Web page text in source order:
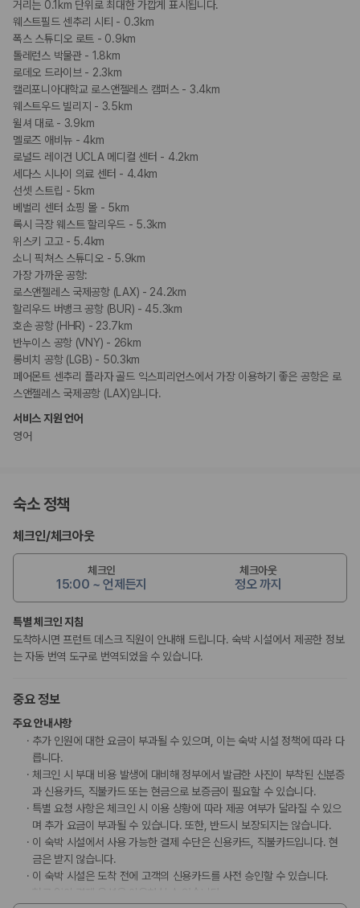
거리는 0.1km 단위로 최대한 가깝게 표시됩니다.
웨스트필드 센추리 시티 - 0.3km
폭스 스튜디오 로트 - 0.9km
톨레런스 박물관 - 1.8km
로데오 드라이브 - 2.3km
캘리포니아대학교 로스앤젤레스 캠퍼스 - 3.4km
웨스트우드 빌리지 - 3.5km
윌셔 대로 - 3.9km
멜로즈 애비뉴 - 4km
로널드 레이건 UCLA 메디컬 센터 - 4.2km
세다스 시나이 의료 센터 - 4.4km
선셋 스트립 - 5km
베벌리 센터 쇼핑 몰 - 5km
록시 극장 웨스트 할리우드 - 5.3km
위스키 고고 - 5.4km
소니 픽쳐스 스튜디오 - 5.9km
가장 가까운 공항:
로스앤젤레스 국제공항 (LAX) - 24.2km
할리우드 버뱅크 공항 (BUR) - 45.3km
호손 공항 (HHR) - 23.7km
반누이스 공항 (VNY) - 26km
롱비치 공항 (LGB) - 50.3km
페어몬트 센추리 플라자 골드 익스피리언스에서 가장 이용하기 좋은 공항은 로
스앤젤레스 국제공항 (LAX)입니다.
서비스 지원 언어
영어
숙소 정책
체크인/체크아웃
체크인
15:00 ~ 언제든지
체크아웃
정오 까지
특별 체크인 지침
도착하시면 프런트 데스크 직원이 안내해 드립니다. 숙박 시설에서 제공한 정보
는 자동 번역 도구로 번역되었을 수 있습니다.
중요 정보
주요 안내사항
추가 인원에 대한 요금이 부과될 수 있으며, 이는 숙박 시설 정책에 따라 다
릅니다.
체크인 시 부대 비용 발생에 대비해 정부에서 발급한 사진이 부착된 신분증
과 신용카드, 직불카드 또는 현금으로 보증금이 필요할 수 있습니다.
특별 요청 사항은 체크인 시 이용 상황에 따라 제공 여부가 달라질 수 있으
며 추가 요금이 부과될 수 있습니다. 또한, 반드시 보장되지는 않습니다.
이 숙박 시설에서 사용 가능한 결제 수단은 신용카드, 직불카드입니다. 현
금은 받지 않습니다.
이 숙박 시설은 도착 전에 고객의 신용카드를 사전 승인할 수 있습니다.